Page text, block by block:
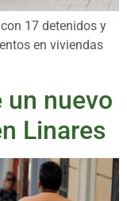
17 detenidos y
en viviendas
un nuevo
Linares